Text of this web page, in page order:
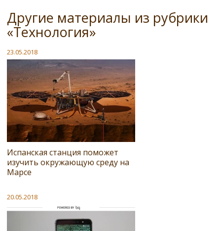
Другие материалы из рубрики
«Технология»
23.05.2018
Испанская станция поможет
изучить окружающую среду на
Марсе
20.05.2018